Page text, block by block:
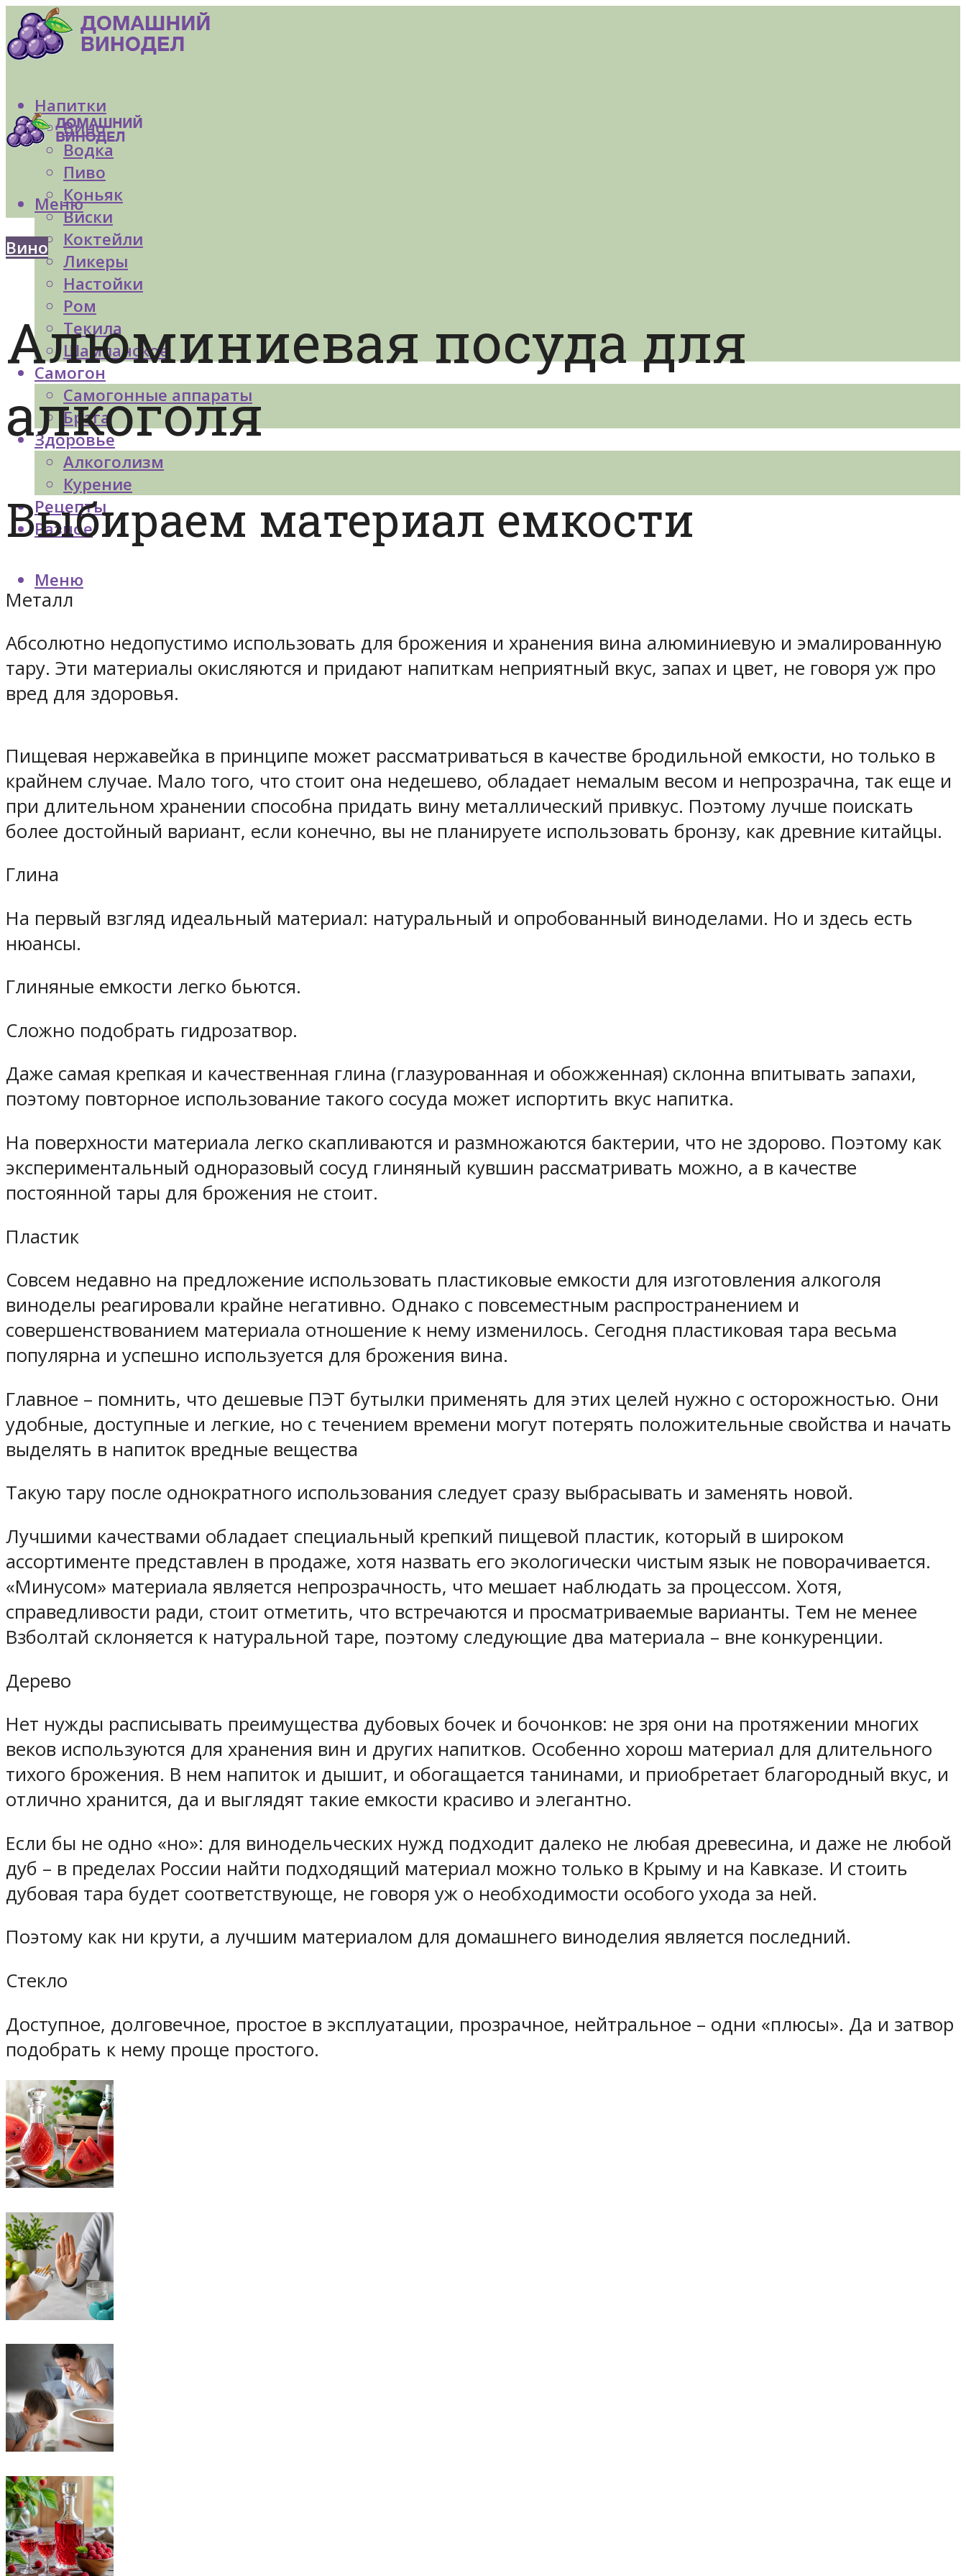
Напитки
Вино
Водка
Пиво
Коньяк
Виски
Коктейли
Ликеры
Настойки
Ром
Текила
Шампанское
Самогон
Самогонные аппараты
Брага
Здоровье
Алкоголизм
Курение
Рецепты
Разное
Меню
Меню
Вино
Алюминиевая посуда для
алкоголя
Выбираем материал емкости
Металл
Абсолютно недопустимо использовать для брожения и хранения вина алюминиевую и эмалированную
тару. Эти материалы окисляются и придают напиткам неприятный вкус, запах и цвет, не говоря уж про
вред для здоровья.
Пищевая нержавейка в принципе может рассматриваться в качестве бродильной емкости, но только в
крайнем случае. Мало того, что стоит она недешево, обладает немалым весом и непрозрачна, так еще и
при длительном хранении способна придать вину металлический привкус. Поэтому лучше поискать
более достойный вариант, если конечно, вы не планируете использовать бронзу, как древние китайцы.
Глина
На первый взгляд идеальный материал: натуральный и опробованный виноделами. Но и здесь есть
нюансы.
Глиняные емкости легко бьются.
Сложно подобрать гидрозатвор.
Даже самая крепкая и качественная глина (глазурованная и обожженная) склонна впитывать запахи,
поэтому повторное использование такого сосуда может испортить вкус напитка.
На поверхности материала легко скапливаются и размножаются бактерии, что не здорово. Поэтому как
экспериментальный одноразовый сосуд глиняный кувшин рассматривать можно, а в качестве
постоянной тары для брожения не стоит.
Пластик
Совсем недавно на предложение использовать пластиковые емкости для изготовления алкоголя
виноделы реагировали крайне негативно. Однако с повсеместным распространением и
совершенствованием материала отношение к нему изменилось. Сегодня пластиковая тара весьма
популярна и успешно используется для брожения вина.
Главное – помнить, что дешевые ПЭТ бутылки применять для этих целей нужно с осторожностью. Они
удобные, доступные и легкие, но с течением времени могут потерять положительные свойства и начать
выделять в напиток вредные вещества
Такую тару после однократного использования следует сразу выбрасывать и заменять новой.
Лучшими качествами обладает специальный крепкий пищевой пластик, который в широком
ассортименте представлен в продаже, хотя назвать его экологически чистым язык не поворачивается.
«Минусом» материала является непрозрачность, что мешает наблюдать за процессом. Хотя,
справедливости ради, стоит отметить, что встречаются и просматриваемые варианты. Тем не менее
Взболтай склоняется к натуральной таре, поэтому следующие два материала – вне конкуренции.
Дерево
Нет нужды расписывать преимущества дубовых бочек и бочонков: не зря они на протяжении многих
веков используются для хранения вин и других напитков. Особенно хорош материал для длительного
тихого брожения. В нем напиток и дышит, и обогащается танинами, и приобретает благородный вкус, и
отлично хранится, да и выглядят такие емкости красиво и элегантно.
Если бы не одно «но»: для винодельческих нужд подходит далеко не любая древесина, и даже не любой
дуб – в пределах России найти подходящий материал можно только в Крыму и на Кавказе. И стоить
дубовая тара будет соответствующе, не говоря уж о необходимости особого ухода за ней.
Поэтому как ни крути, а лучшим материалом для домашнего виноделия является последний.
Стекло
Доступное, долговечное, простое в эксплуатации, прозрачное, нейтральное – одни «плюсы». Да и затвор
подобрать к нему проще простого.